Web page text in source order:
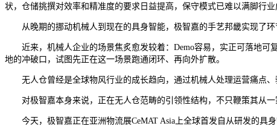
状，仓储挑撰对效率和精准度的要求日益提高，保守模式已难以满脚行业
从晚期的挪动机械人到现在的具身智能，极智嘉的手艺邦畿实现了环
近来，机械人企业的场景焦炙愈发较着：Demo容易，实正可落地可
地的冲破口，试图先正在这一场景跑通闭环、再向外扩散。
无人仓曾经是全球物风行业的成长趋向，通过机械人处理运营痛点、
对极智嘉本身来说，正在无人仓范畴的引领性结构，不只鞭策其从一
今天，极智嘉正在亚洲物流展CeMAT Asia上全球首发自从研发的具